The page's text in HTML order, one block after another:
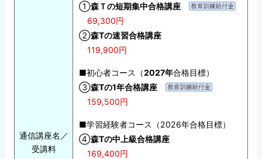
通信講座名／
受講料
①森Ｔの短期集中合格講座
69,300円
②森Tの速習合格講座
119,900円
■初心者コース（2027年合格目標）
③森Tの1年合格講座
159,500円
■学習経験者コース（2026年合格目標）
④森Tの中上級合格講座
169,400円